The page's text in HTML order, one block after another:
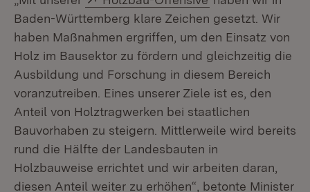
Baden-Württemberg klare Zeichen gesetzt. Wir
haben Maßnahmen ergriffen, um den Einsatz von
Holz im Bausektor zu fördern und gleichzeitig die
Ausbildung und Forschung in diesem Bereich
voranzutreiben. Eines unserer Ziele ist es, den
Anteil von Holztragwerken bei staatlichen
Bauvorhaben zu steigern. Mittlerweile wird bereits
rund die Hälfte der Landesbauten in
Holzbauweise errichtet und wir arbeiten daran,
diesen Anteil weiter zu erhöhen“, betonte Minister